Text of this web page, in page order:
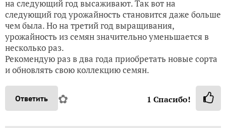
на следующий год высаживают. Так вот на
следующий год урожайность становится даже больше
чем была. Но на третий год выращивания,
урожайность из семян значительно уменьшается в
несколько раз.
Рекомендую раз в два года приобретать новые сорта
и обновлять свою коллекцию семян.
Ответить ✿ 1 Спасибо!